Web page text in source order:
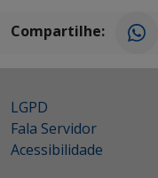
Compartilhe:
LGPD
Fala Servidor
Acessibilidade